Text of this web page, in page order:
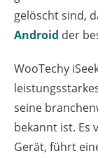
gelöscht sind,
Android der
WooTechy
seine
bekannt ist. Es
Gerät, führt